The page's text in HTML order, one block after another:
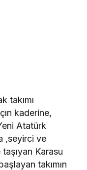
takımı
kaderine,
Atatürk
,seyirci ve
Karasu
takımın